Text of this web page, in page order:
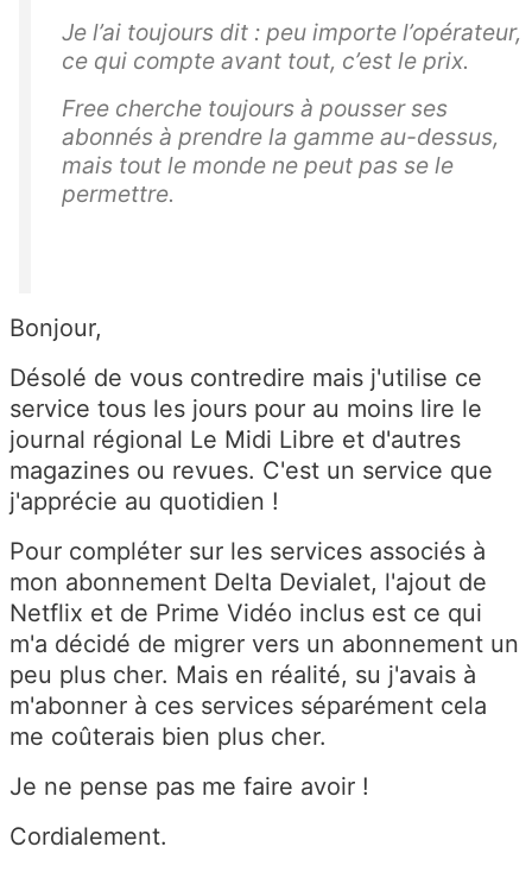
Je l’ai toujours dit : peu importe l’opérateur,
ce qui compte avant tout, c’est le prix.
Free cherche toujours à pousser ses
abonnés à prendre la gamme au-dessus,
mais tout le monde ne peut pas se le
permettre.
Bonjour,
Désolé de vous contredire mais j'utilise ce
service tous les jours pour au moins lire le
journal régional Le Midi Libre et d'autres
magazines ou revues. C'est un service que
j'apprécie au quotidien !
Pour compléter sur les services associés à
mon abonnement Delta Devialet, l'ajout de
Netflix et de Prime Vidéo inclus est ce qui
m'a décidé de migrer vers un abonnement un
peu plus cher. Mais en réalité, su j'avais à
m'abonner à ces services séparément cela
me coûterais bien plus cher.
Je ne pense pas me faire avoir !
Cordialement.